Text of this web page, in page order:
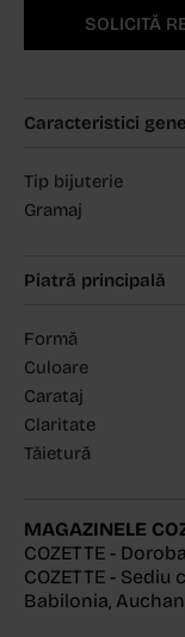
SOLICITĂ
Caracteristici
Tip bijuterie
Gramaj
Piatră principală
Formă
Culoare
Carataj
Claritate
Tăietură
MAGAZINELE
COZETTE -
COZETTE - Sediu
Babilonia,